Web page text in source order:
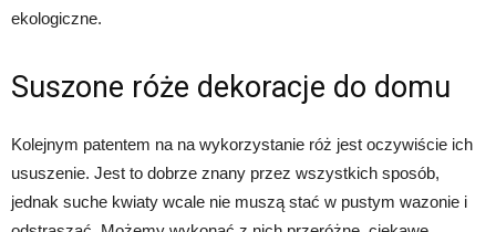
ekologiczne.
Suszone róże dekoracje do domu
Kolejnym patentem na na wykorzystanie róż jest oczywiście ich
ususzenie. Jest to dobrze znany przez wszystkich sposób,
jednak suche kwiaty wcale nie muszą stać w pustym wazonie i